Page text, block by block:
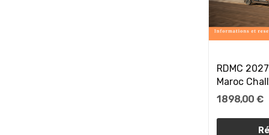
RDMC
Maroc
1 898,00 €